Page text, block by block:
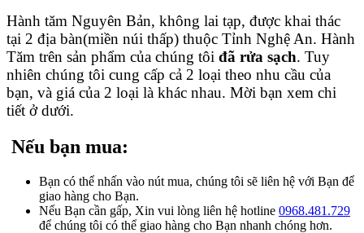
Hành tăm Nguyên Bản, không lai tạp, được khai thác
tại 2 địa bàn(miền núi thấp) thuộc Tỉnh Nghệ An. Hành
Tăm trên sản phẩm của chúng tôi đã rửa sạch. Tuy
nhiên chúng tôi cung cấp cả 2 loại theo nhu cầu của
bạn, và giá của 2 loại là khác nhau. Mời bạn xem chi
tiết ở dưới.
Nếu bạn mua:
Bạn có thể nhấn vào nút mua, chúng tôi sẽ liên hệ với Bạn để
giao hàng cho Bạn.
Nếu Bạn cần gấp, Xin vui lòng liên hệ hotline 0968.481.729
để chúng tôi có thể giao hàng cho Bạn nhanh chóng hơn.